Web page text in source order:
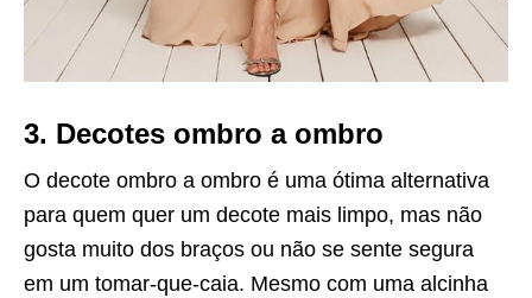
3. Decotes ombro a ombro
O decote ombro a ombro é uma ótima alternativa
para quem quer um decote mais limpo, mas não
gosta muito dos braços ou não se sente segura
em um tomar-que-caia. Mesmo com uma alcinha